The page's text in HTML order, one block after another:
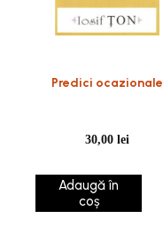
Predici ocazionale
30,00lei
Adaugă în
coș